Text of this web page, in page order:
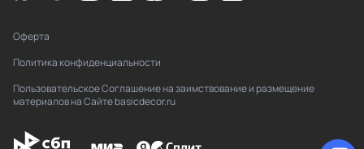
Оферта
Политика конфиденциальности
Пользовательское Соглашение на заимствование и размещение
материалов на Сайте basicdecor.ru